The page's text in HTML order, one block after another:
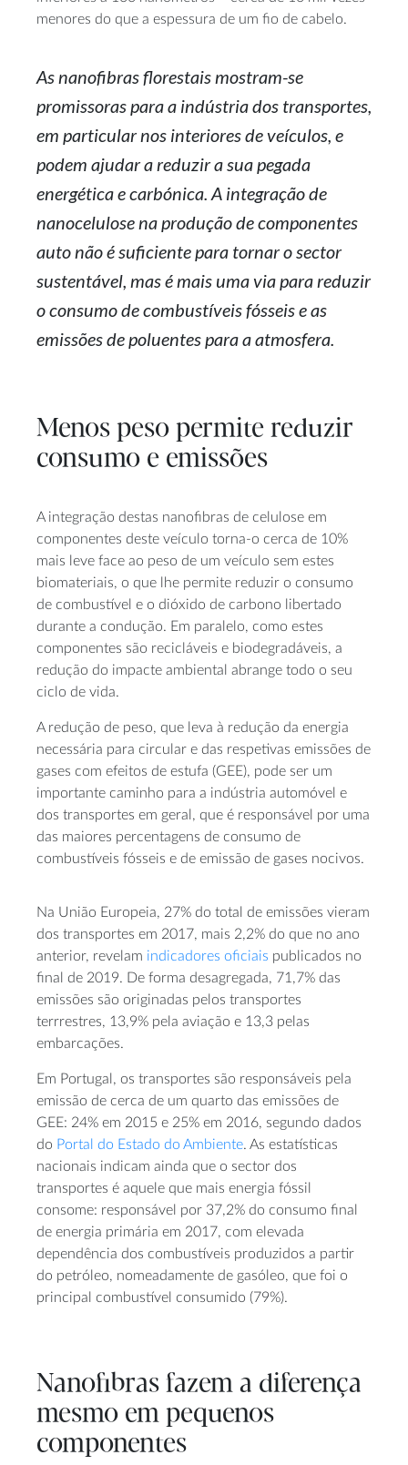
menores do que a espessura de um fio de cabelo.
As nanofibras florestais mostram-se
promissoras para a indústria dos transportes,
em particular nos interiores de veículos, e
podem ajudar a reduzir a sua pegada
energética e carbónica. A integração de
nanocelulose na produção de componentes
auto não é suficiente para tornar o sector
sustentável, mas é mais uma via para reduzir
o consumo de combustíveis fósseis e as
emissões de poluentes para a atmosfera.
Menos peso permite reduzir
consumo e emissões
A integração destas nanofibras de celulose em
componentes deste veículo torna-o cerca de 10%
mais leve face ao peso de um veículo sem estes
biomateriais, o que lhe permite reduzir o consumo
de combustível e o dióxido de carbono libertado
durante a condução. Em paralelo, como estes
componentes são recicláveis e biodegradáveis, a
redução do impacte ambiental abrange todo o seu
ciclo de vida.
A redução de peso, que leva à redução da energia
necessária para circular e das respetivas emissões de
gases com efeitos de estufa (GEE), pode ser um
importante caminho para a indústria automóvel e
dos transportes em geral, que é responsável por uma
das maiores percentagens de consumo de
combustíveis fósseis e de emissão de gases nocivos.
Na União Europeia, 27% do total de emissões vieram
dos transportes em 2017, mais 2,2% do que no ano
anterior, revelam indicadores oficiais publicados no
final de 2019. De forma desagregada, 71,7% das
emissões são originadas pelos transportes
terrrestres, 13,9% pela aviação e 13,3 pelas
embarcações.
Em Portugal, os transportes são responsáveis pela
emissão de cerca de um quarto das emissões de
GEE: 24% em 2015 e 25% em 2016, segundo dados
do Portal do Estado do Ambiente. As estatísticas
nacionais indicam ainda que o sector dos
transportes é aquele que mais energia fóssil
consome: responsável por 37,2% do consumo final
de energia primária em 2017, com elevada
dependência dos combustíveis produzidos a partir
do petróleo, nomeadamente de gasóleo, que foi o
principal combustível consumido (79%).
Nanofibras fazem a diferença
mesmo em pequenos
componentes